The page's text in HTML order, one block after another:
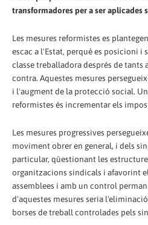
transformadores per a ser aplicades
Les mesures reformistes es
escac a l'Estat, perquè es posicioni i
classe treballadora després de tants
contra. Aquestes mesures
i l'augment de la protecció social.
reformistes és incrementar els
Les mesures progressives
moviment obrer en general, i dels
particular, qüestionant les
organitzacions sindicals i afavorint
assemblees i amb un control
d'aquestes mesures seria
borses de treball controlades pels